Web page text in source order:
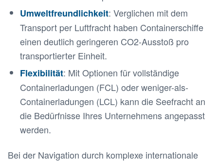
Umweltfreundlichkeit: Verglichen mit dem
Transport per Luftfracht haben Containerschiffe
einen deutlich geringeren CO2-Ausstoß pro
transportierter Einheit.
Flexibilität: Mit Optionen für vollständige
Containerladungen (FCL) oder weniger-als-
Containerladungen (LCL) kann die Seefracht an
die Bedürfnisse Ihres Unternehmens angepasst
werden.
Bei der Navigation durch komplexe internationale